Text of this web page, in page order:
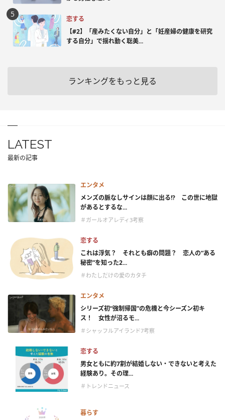
恋する
【#2】「産みたくない自分」と「妊産婦の健康を研究
する自分」で揺れ動く聡美...
ランキングをもっと見る
LATEST
最新の記事
エンタメ
メンズの脈なしサインは顔に出る!? この世に地獄
があるとするな...
＃ガールオアレディ3考察
恋する
これは浮気？ それとも癖の問題？ 恋人の“ある
秘密”を知った2...
＃わたしだけの愛のカタチ
エンタメ
シリーズ初“強制帰国”の危機と今シーズン初キ
ス！ 女性が沼るモ...
＃シャッフルアイランド7考察
恋する
男女ともに約7割が結婚しない・できないと考えた
経験あり。その理...
＃トレンドニュース
暮らす